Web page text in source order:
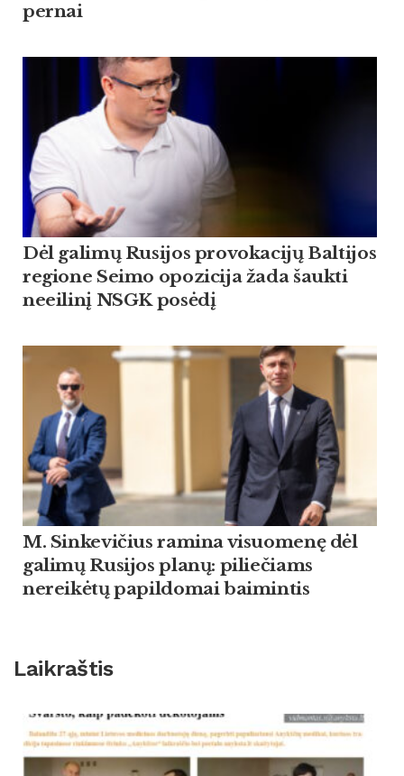
pernai
Dėl galimų Rusijos provokacijų Baltijos
regione Seimo opozicija žada šaukti
neeilinį NSGK posėdį
M. Sinkevičius ramina visuomenę dėl
galimų Rusijos planų: piliečiams
nereikėtų papildomai baimintis
Laikraštis